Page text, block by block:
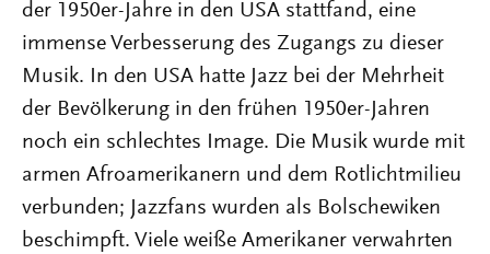
der 1950er-Jahre in den USA stattfand, eine
immense Verbesserung des Zugangs zu dieser
Musik. In den USA hatte Jazz bei der Mehrheit
der Bevölkerung in den frühen 1950er-Jahren
noch ein schlechtes Image. Die Musik wurde mit
armen Afroamerikanern und dem Rotlichtmilieu
verbunden; Jazzfans wurden als Bolschewiken
beschimpft. Viele weiße Amerikaner verwahrten